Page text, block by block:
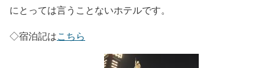
にとっては言うことないホテルです。
◇宿泊記はこちら